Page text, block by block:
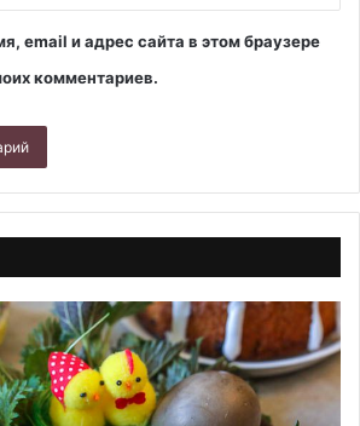
email и адрес сайта в этом браузере
комментариев.
с